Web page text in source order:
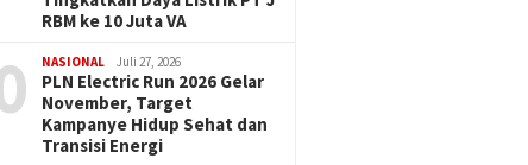
RBM ke 10 Juta VA
NASIONAL Juli 27, 2026
PLN Electric Run 2026 Gelar
November, Target
Kampanye Hidup Sehat dan
Transisi Energi